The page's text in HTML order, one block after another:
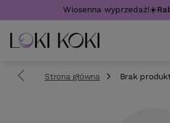
Wiosenna wyprzedaż!☀️
Strona główna Brak